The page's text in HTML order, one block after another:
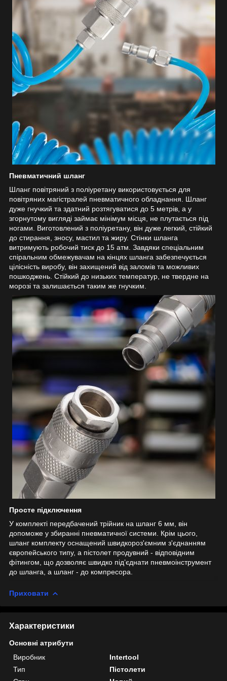
Пневматичний шланг
Шланг повітряний з поліуретану використовується для
повітряних магістралей пневматичного обладнання. Шланг
дуже гнучкий та здатний розтягуватися до 5 метрів, а у
згорнутому вигляді займає мінімум місця, не плутається під
ногами. Виготовлений з поліуретану, він дуже легкий, стійкий
до стирання, зносу, мастил та жиру. Стінки шланга
витримують робочий тиск до 15 атм. Завдяки спеціальним
спіральним обмежувачам на кінцях шланга забезпечується
цілісність виробу, він захищений від заломів та можливих
пошкоджень. Стійкий до низьких температур, не твердне на
морозі та залишається таким же гнучким.
Просте підключення
У комплекті передбачений трійник на шланг 6 мм, він
допоможе у збиранні пневматичної системи. Крім цього,
шланг комплекту оснащений швидкороз'ємним з'єднанням
європейського типу, а пістолет продувний - відповідним
фітингом, що дозволяє швидко під’єднати пневмоінструмент
до шланга, а шланг - до компресора.
Приховати
Характеристики
Основні атрибути
Виробник
Intertool
Тип
Пістолети